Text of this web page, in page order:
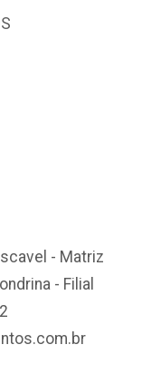
- Matriz
- Filial